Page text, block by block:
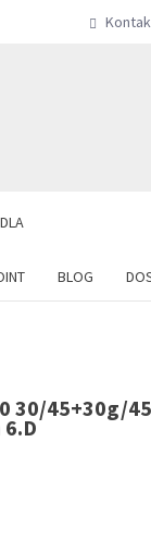
BLOG
+48 61 815
30/45+30g/45